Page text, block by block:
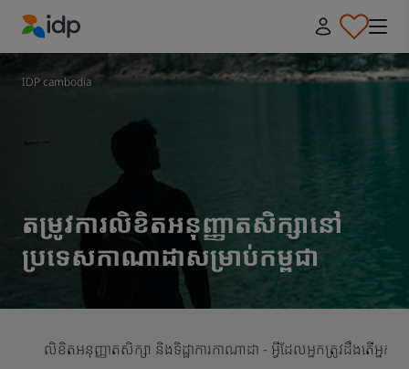
IDP Education
IDP cambodia
តម្រូវការលិខិតអនុញ្ញាតសិក្សានៅ
ប្រទេសកាណាដាសម្រាប់កម្ពុជា
លិខិតអនុញ្ញាតសិក្សា និងទិដ្ឋាការកាណាដា - អ្វីដែលអ្នកត្រូវដឹងតើអ្នក